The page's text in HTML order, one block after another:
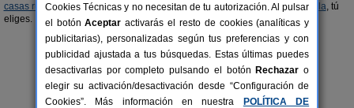
casas rurales con piscina en Sevillaocasas rurales en el campo en Sevilla, tú
eliges.
Cookies Técnicas y no necesitan de tu autorización. Al pulsar
el botónAceptar activarás el resto de cookies (analíticas y
publicitarias), personalizadas según tus preferencias y con
publicidad ajustada a tus búsquedas. Estas últimas puedes
desactivarlas por completo pulsando el botón Rechazar o
elegir su activación/desactivación desde “Configuración de
Cookies”. Más información en nuestra
POLÍTICA DE